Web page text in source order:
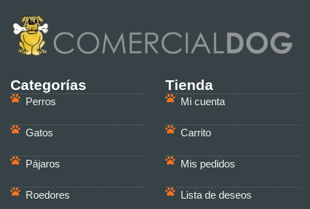
Categorías
Perros
Gatos
Pájaros
Roedores
Tienda
Mi cuenta
Carrito
Mis pedidos
Lista de deseos